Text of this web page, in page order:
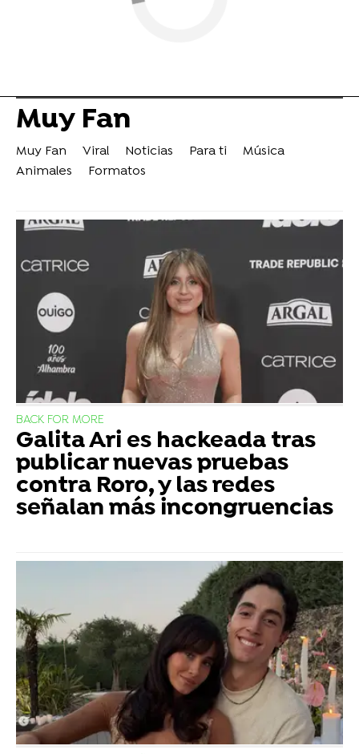
Muy Fan
Muy Fan Viral Noticias Para ti
Música
Animales
Formatos
BACK FOR MORE
Galita Ari es hackeada tras
publicar nuevas pruebas
contra Roro, y las redes
señalan más incongruencias